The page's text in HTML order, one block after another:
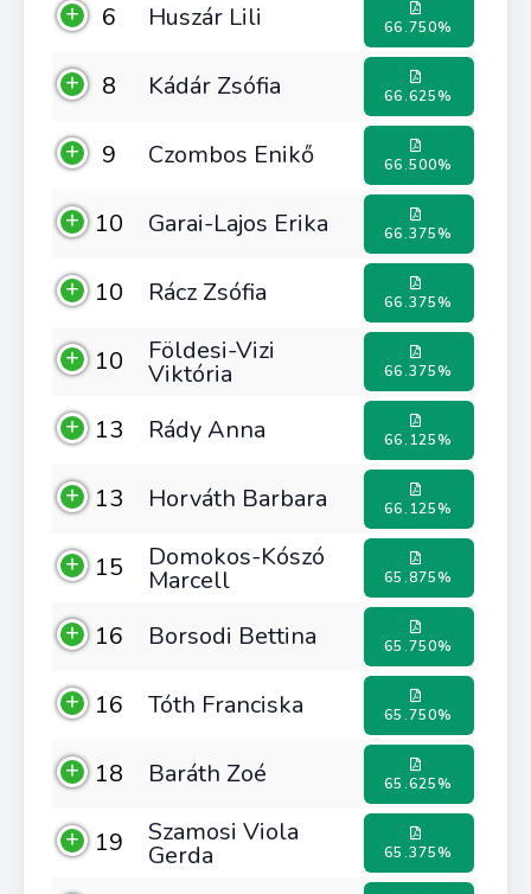
6 Huszár Lili 66.750%
8 Kádár Zsófia 66.625%
9 Czombos Enikő 66.500%
10 Garai-Lajos Erika 66.375%
10 Rácz Zsófia 66.375%
10 Földesi-Vizi
Viktória 66.375%
13 Rády Anna 66.125%
13 Horváth Barbara 66.125%
15 Domokos-Kószó
Marcell 65.875%
16 Borsodi Bettina 65.750%
16 Tóth Franciska 65.750%
18 Baráth Zoé 65.625%
19 Szamosi Viola
Gerda 65.375%